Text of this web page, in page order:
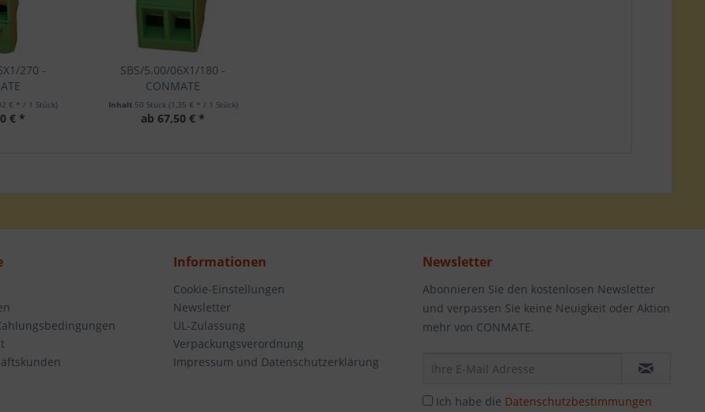
270 -
€ * / 1 Stück)
€ *
SBS/5.00/06X1/180 -
CONMATE
Inhalt 50 Stück (1,35 € * / 1 Stück)
ab 67,50 € *
Informationen
Cookie-Einstellungen
Newsletter
UL-Zulassung
Verpackungsverordnung
Impressum und Datenschutzerklärung
Newsletter
Abonnieren Sie den kostenlosen Newsletter
und verpassen Sie keine Neuigkeit oder Aktion
mehr von CONMATE.
Ich habe die Datenschutzbestimmungen